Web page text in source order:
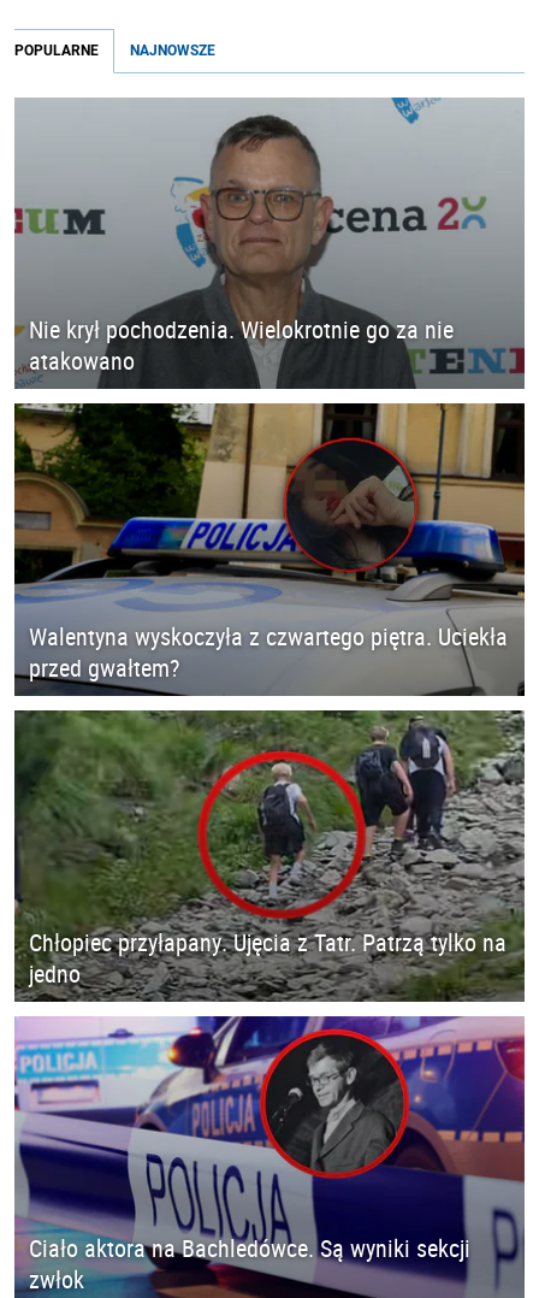
POPULARNE NAJNOWSZE
Nie krył pochodzenia. Wielokrotnie go za nie
atakowano
Walentyna wyskoczyła z czwartego piętra. Uciekła
przed gwałtem?
Chłopiec przyłapany. Ujęcia z Tatr. Patrzą tylko na
jedno
Ciało aktora na Bachledówce. Są wyniki sekcji
zwłok